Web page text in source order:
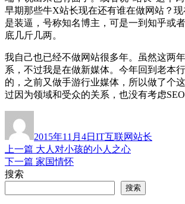
早期那些牛X站长现在还有谁在做网站？
是装逼，号称知名博主，可是一到知乎或
底几斤几两。
我自己也已经不做网站很多年。虽然这两
系，不过我是在做新媒体。今年回到老本
的，之前又做手游行业媒体，所以做了个
过因为领域和受众的关系，也没有考虑SEO
于
2015年11月4日 IT互联网站长
文
章
上一篇 上
篇
大人对小孩的小人之心
下一篇 下
章：
家国情怀
搜索
搜索